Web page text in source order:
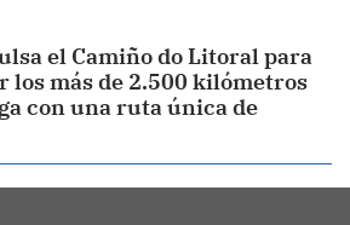
el Camiño do Litoral para
los más de 2.500 kilómetros
con una ruta única de